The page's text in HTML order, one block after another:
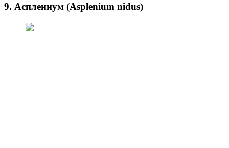
9. Асплениум (Asplenium nidus)